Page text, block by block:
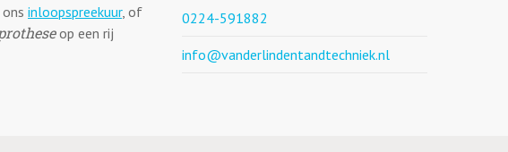
inloopspreekuur, of
op een rij
0224-591882
info@vanderlindentandtechniek.nl